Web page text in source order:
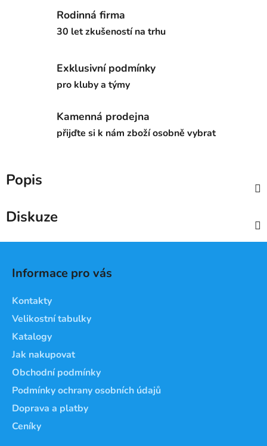
Rodinná firma
30 let zkušeností na trhu
Exklusivní podmínky
pro kluby a týmy
Kamenná prodejna
přijďte si k nám zboží osobně vybrat
Popis
Diskuze
Informace pro vás
Kontakty
Velikostní tabulky
Katalogy
Jak nakupovat
Obchodní podmínky
Podmínky ochrany osobních údajů
Doprava a platby
Ceníky